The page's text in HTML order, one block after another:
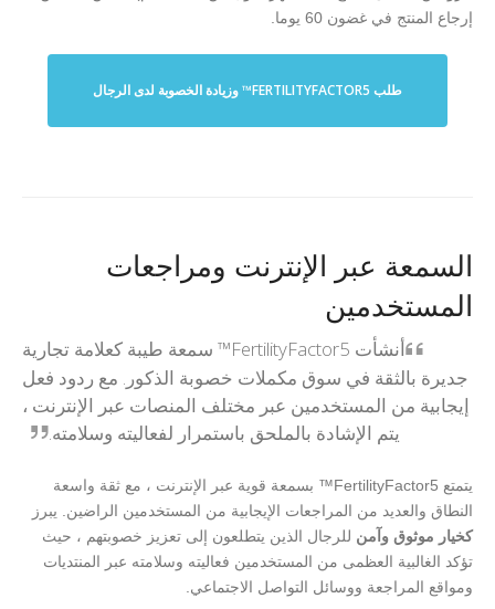
إرجاع المنتج في غضون 60 يوما.
طلب FERTILITYFACTOR5™ وزيادة الخصوبة لدى الرجال
السمعة عبر الإنترنت ومراجعات
المستخدمين
أنشأت FertilityFactor5™ سمعة طيبة كعلامة تجارية
جديرة بالثقة في سوق مكملات خصوبة الذكور. مع ردود فعل
إيجابية من المستخدمين عبر مختلف المنصات عبر الإنترنت ،
يتم الإشادة بالملحق باستمرار لفعاليته وسلامته.
يتمتع FertilityFactor5™ بسمعة قوية عبر الإنترنت ، مع ثقة واسعة
النطاق والعديد من المراجعات الإيجابية من المستخدمين الراضين. يبرز
كخيار موثوق وآمن للرجال الذين يتطلعون إلى تعزيز خصوبتهم ، حيث
تؤكد الغالبية العظمى من المستخدمين فعاليته وسلامته عبر المنتديات
ومواقع المراجعة ووسائل التواصل الاجتماعي.